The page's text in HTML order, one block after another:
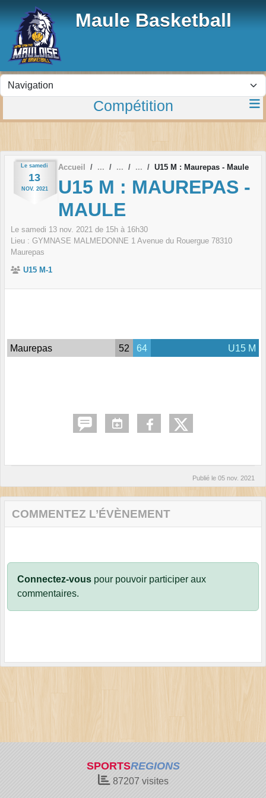
Maule Basketball
Compétition
Le samedi
13
NOV. 2021
Accueil U15 M : Maurepas - Maule
U15 M : MAUREPAS -
MAULE
Le samedi 13 nov. 2021 de 15h à 16h30
Lieu : GYMNASE MALMEDONNE 1 Avenue du Rouergue 78310
Maurepas
U15 M-1
Maurepas 52 64 U15 M
Publié le 05 nov. 2021
COMMENTEZ L’ÉVÈNEMENT
Connectez-vous pour pouvoir participer aux
commentaires.
SPORTSREGIONS
87207 visites
Panneau de gestion des cookies